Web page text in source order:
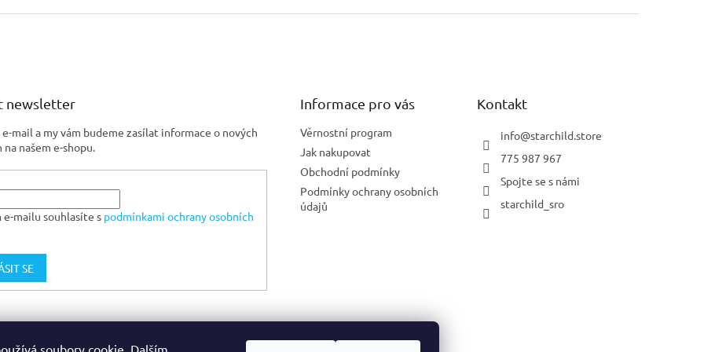
soubory cookie. Dalším
newsletter
mail a my vám budeme zasílat informace o nových
našem e-shopu.
mailu souhlasíte s podmínkami ochrany osobních
SE
Informace pro vás
Věrnostní program
Jak nakupovat
Obchodní podmínky
Podmínky ochrany osobních
údajů
Kontakt
info@starchild.store
775 987 967
Spojte se s námi
starchild_sro